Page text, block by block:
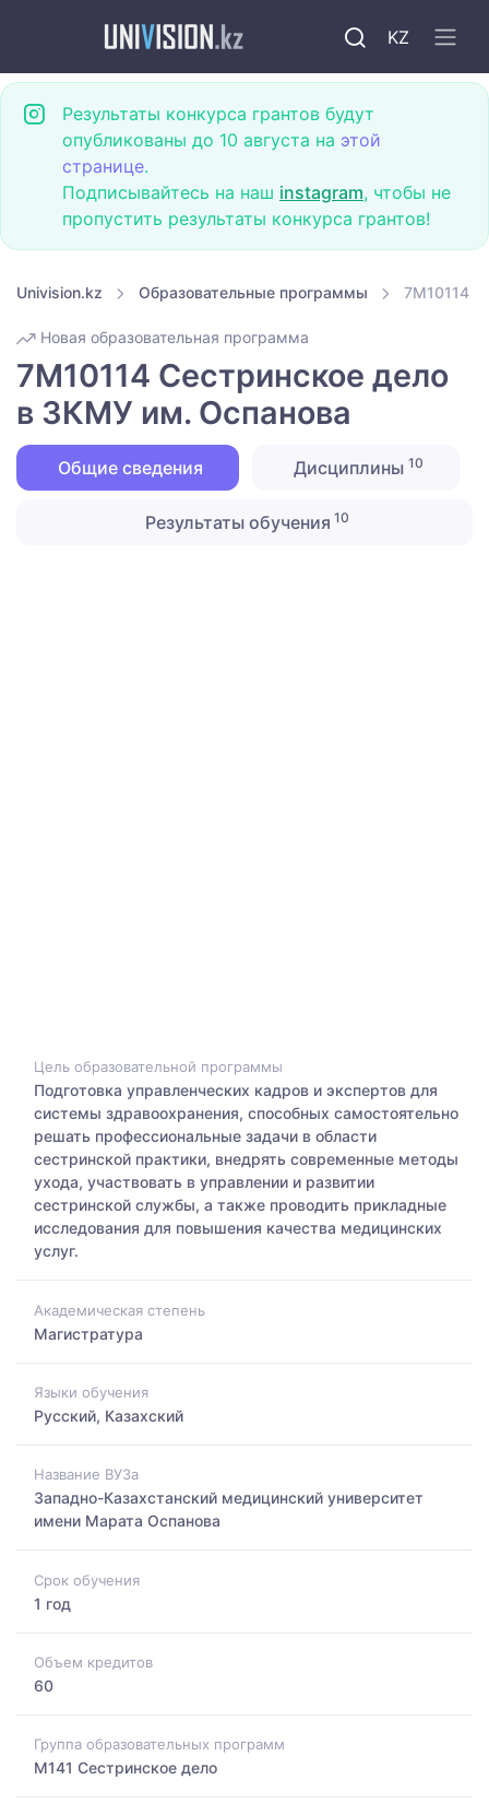
KZ
Результаты конкурса грантов будут
опубликованы до 10 августа на этой
странице.
Подписывайтесь на наш instagram, чтобы не
пропустить результаты конкурса грантов!
Univision.kz Образовательные программы 7M10114
Новая образовательная программа
7M10114 Сестринское дело
в ЗКМУ им. Оспанова
Общие сведения Дисциплины 10
Результаты обучения 10
Цель образовательной программы
Подготовка управленческих кадров и экспертов для
системы здравоохранения, способных самостоятельно
решать профессиональные задачи в области
сестринской практики, внедрять современные методы
ухода, участвовать в управлении и развитии
сестринской службы, а также проводить прикладные
исследования для повышения качества медицинских
услуг.
Академическая степень
Магистратура
Языки обучения
Русский, Казахский
Название ВУЗа
Западно-Казахстанский медицинский университет
имени Марата Оспанова
Срок обучения
1 год
Объем кредитов
60
Группа образовательных программ
M141 Сестринское дело